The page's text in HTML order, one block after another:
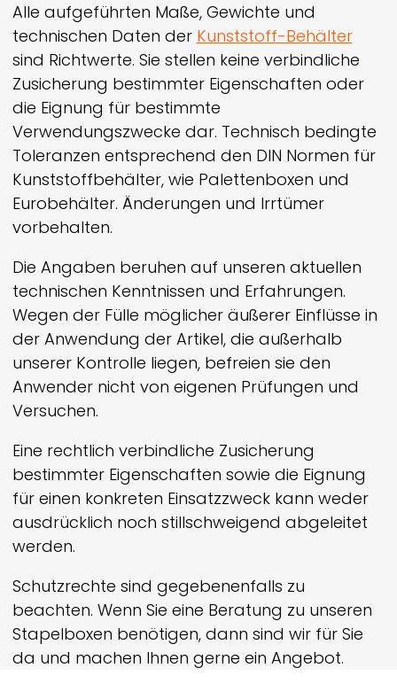
Alle aufgeführten Maße, Gewichte und
technischen Daten der Kunststoff-Behälter
sind Richtwerte. Sie stellen keine verbindliche
Zusicherung bestimmter Eigenschaften oder
die Eignung für bestimmte
Verwendungszwecke dar. Technisch bedingte
Toleranzen entsprechend den DIN Normen für
Kunststoffbehälter, wie Palettenboxen und
Eurobehälter. Änderungen und Irrtümer
vorbehalten.
Die Angaben beruhen auf unseren aktuellen
technischen Kenntnissen und Erfahrungen.
Wegen der Fülle möglicher äußerer Einflüsse in
der Anwendung der Artikel, die außerhalb
unserer Kontrolle liegen, befreien sie den
Anwender nicht von eigenen Prüfungen und
Versuchen.
Eine rechtlich verbindliche Zusicherung
bestimmter Eigenschaften sowie die Eignung
für einen konkreten Einsatzzweck kann weder
ausdrücklich noch still­schweigend abgeleitet
werden.
Schutzrechte sind gegebenenfalls zu
beachten. Wenn Sie eine Beratung zu unseren
Stapelboxen benötigen, dann sind wir für Sie
da und machen Ihnen gerne ein Angebot.